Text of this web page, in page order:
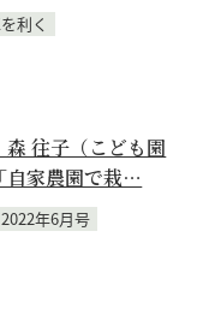
利く
森 往子（こども園
自家農園で栽…
2022年6月号